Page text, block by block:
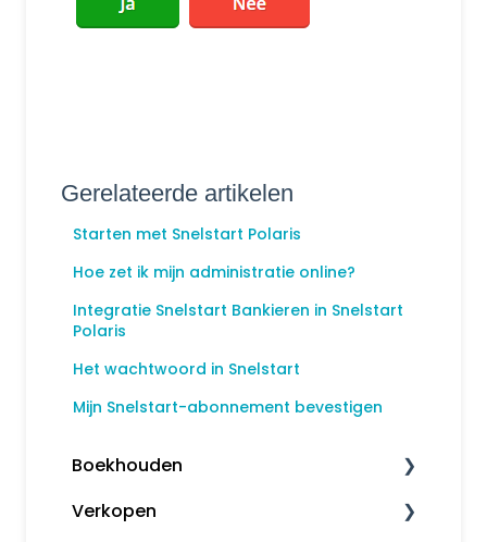
Gerelateerde artikelen
Starten met Snelstart Polaris
Hoe zet ik mijn administratie online?
Integratie Snelstart Bankieren in Snelstart
Polaris
Het wachtwoord in Snelstart
Mijn Snelstart-abonnement bevestigen
Boekhouden
Boekhouden
Verkopen